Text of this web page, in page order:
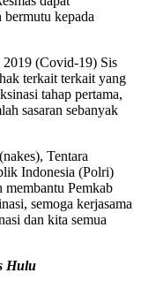
bermutu kepada
2019 (Covid-19) Sis
terkait terkait yang
tahap pertama,
sasaran sebanyak
Tentara
Indonesia (Polri)
membantu Pemkab
semoga kerjasama
dan kita semua
Hulu